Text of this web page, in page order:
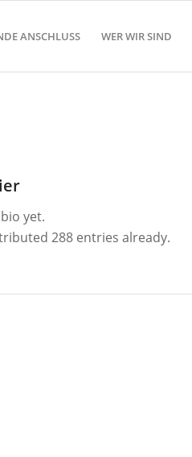
ANSCHLUSS WER WIR SIND
yet.
288 entries already.